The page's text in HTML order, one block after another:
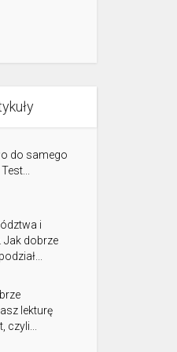
do samego
i
Jak dobrze
lekturę
czyli...